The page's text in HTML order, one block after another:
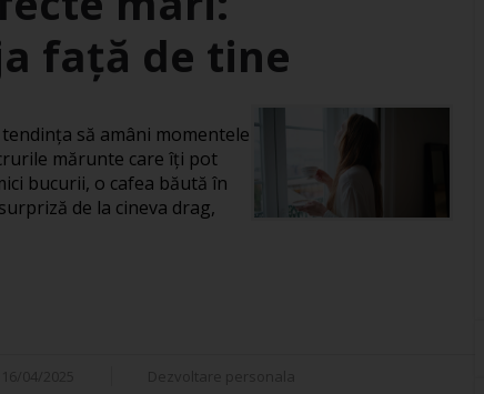
față de tine
să amâni momentele
mărunte care îți pot
bucurii, o cafea băută în
de la cineva drag,